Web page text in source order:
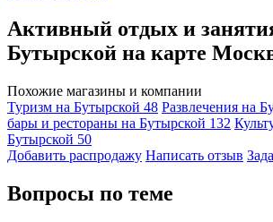
Активный отдых и
Бутырской на карте
Похожие магазины и компании
Туризм на Бутырской 48 Развлечения на
бары и рестораны на Бутырской 132
Бутырской 50
Добавить раcпродажу Написать отзыв
Вопросы по теме